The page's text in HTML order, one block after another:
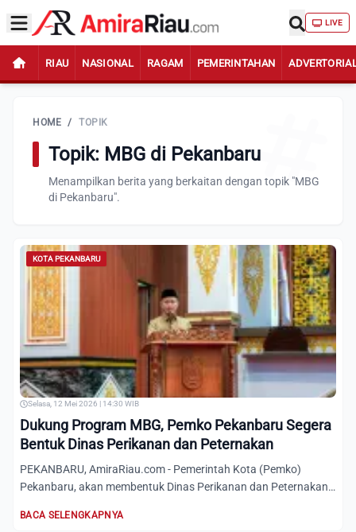
LIVE
RIAU NASIONAL RAGAM PEMERINTAHAN
HOME / TOPIK
Topik: MBG di Pekanbaru
Menampilkan berita yang berkaitan dengan topik "MBG
di Pekanbaru".
KOTA PEKANBARU
Selasa, 12 Mei 2026 | 14:30 WIB
Dukung Program MBG, Pemko Pekanbaru Segera
Bentuk Dinas Perikanan dan Peternakan
PEKANBARU, AmiraRiau.com - Pemerintah Kota (Pemko)
Pekanbaru, akan membentuk Dinas Perikanan dan Peternakan
BACA SELENGKAPNYA